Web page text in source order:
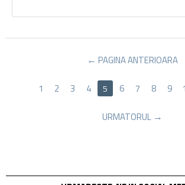
PAGINA ANTERIOARA
1 2 3 4 5 6 7 8 9
URMATORUL